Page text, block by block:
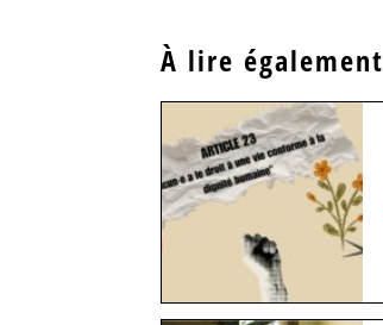
À lire également